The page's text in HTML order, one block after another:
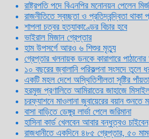
রাষ্ট্রপতি পদে বিএনপির মনোনয়ন পেলেন
রাজনীতিতে স্বচ্ছতা ও প্রতিদ্বন্দ্বিতা
শাপলা চত্বর হত্যাকাণ্ডের বিচার হবে
ভাইরাল মিজান গ্রেপ্তার
হাম উপসর্গে আরও ৬ শিশুর মৃত্যু
গ্রেপ্তার খলনায়ক ডনকে কারাগারে
১০ বছরের জ্বালানি পরিকল্পনা সংসদে তুলে
একটি মহল দেশে অস্থিতিশীলতা সৃষ্টির
হরমুজ প্রণালিতে আমিরাতের জাহাজে
চরফ্যাশনে মাওলানা জুবায়েরের বয়ান শুনতে
বাসা বাড়িতে ডেঙ্গুর লার্ভা পেলে জরিমানা
হাসিনা কার্ড খেলবেন আবার বন্ধুত্বও
রাজধানীতে একদিনে ৪৮৫ গ্রেপ্তার, ৫০